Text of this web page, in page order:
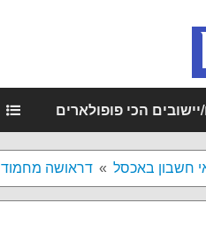
הכי פופולארים
חשבון באכסל דראושה מחמוד